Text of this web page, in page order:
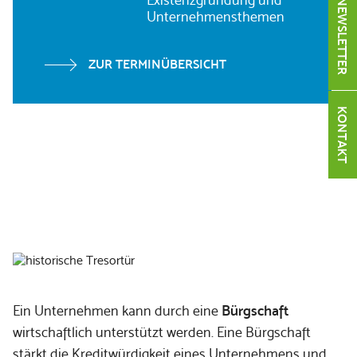
NEWSLETTER
KONTAKT
Unternehmensthemen
ZUR TERMINÜBERSICHT
Ein Unternehmen kann durch eine Bürgschaft
wirtschaftlich unterstützt werden. Eine Bürgschaft
stärkt die Kreditwürdigkeit eines Unternehmens und